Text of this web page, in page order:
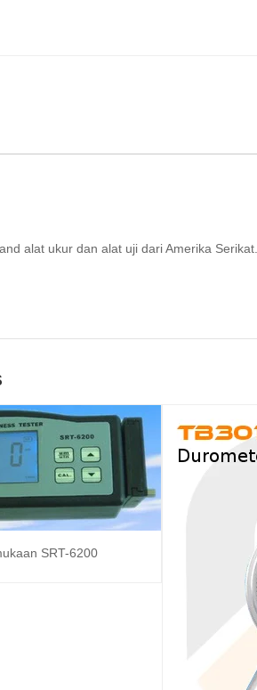
alat ukur dan alat uji dari Amerika
SRT-6200